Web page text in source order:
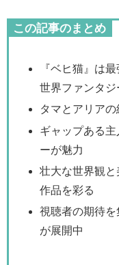
この記事のまとめ
『ベヒ猫』は
世界ファンタジ
タマとアリア
ギャップある
ーが魅力
壮大な世界観
作品を彩る
視聴者の期待
が展開中